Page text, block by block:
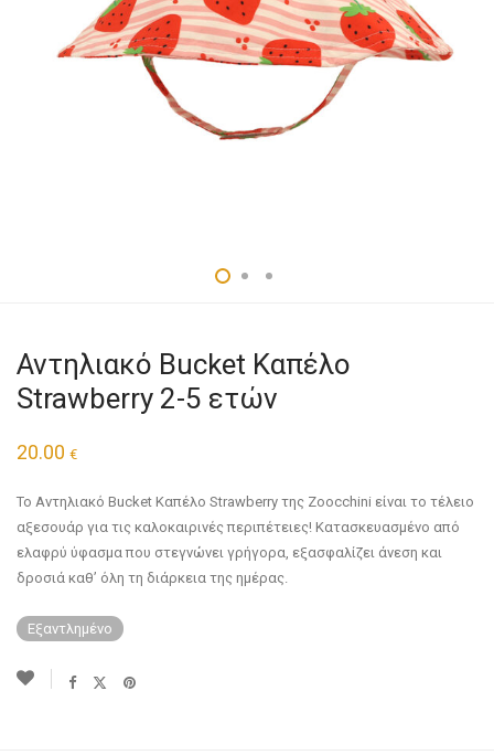
Αντηλιακό Bucket Καπέλο
Strawberry 2-5 ετών
20.00 €
Το Αντηλιακό Bucket Καπέλο Strawberry της Zoocchini είναι το τέλειο
αξεσουάρ για τις καλοκαιρινές περιπέτειες! Κατασκευασμένο από
ελαφρύ ύφασμα που στεγνώνει γρήγορα, εξασφαλίζει άνεση και
δροσιά καθ’ όλη τη διάρκεια της ημέρας.
Εξαντλημένο